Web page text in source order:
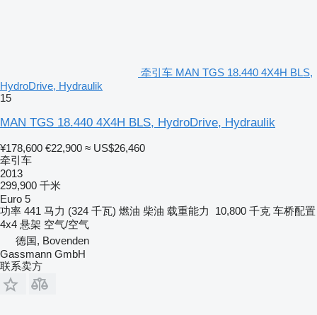
牵引车 MAN TGS 18.440 4X4H BLS,
HydroDrive, Hydraulik
15
MAN TGS 18.440 4X4H BLS, HydroDrive, Hydraulik
¥178,600 €22,900 ≈ US$26,460
牵引车
2013
299,900 千米
Euro 5
功率 441 马力 (324 千瓦) 燃油 柴油 载重能力 10,800 千克 车桥配置
4x4 悬架 空气/空气
德国, Bovenden
Gassmann GmbH
联系卖方